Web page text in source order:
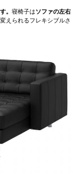
。 寝椅子はソファの左右
えられるフレキシブルさ